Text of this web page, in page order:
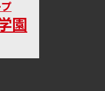
園